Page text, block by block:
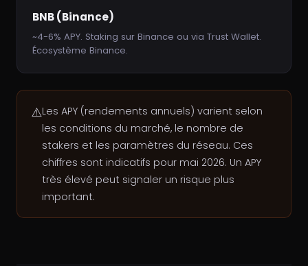
BNB (Binance)
~4-6% APY. Staking sur Binance ou via Trust Wallet.
Écosystème Binance.
⚠️Les APY (rendements annuels) varient selon
les conditions du marché, le nombre de
stakers et les paramètres du réseau. Ces
chiffres sont indicatifs pour mai 2026. Un APY
très élevé peut signaler un risque plus
important.